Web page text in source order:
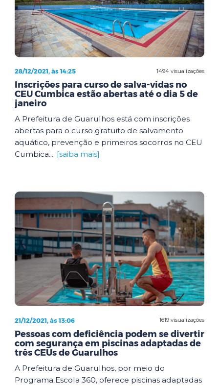
1494 visualizações
28/12/2021, às 14:25
Inscrições para curso de salva-vidas no
CEU Cumbica estão abertas até o dia 5 de
janeiro
A Prefeitura de Guarulhos está com inscrições
abertas para o curso gratuito de salvamento
aquático, prevenção e primeiros socorros no CEU
Cumbica.... [saiba mais]
1619 visualizações
21/12/2021, às 13:06
Pessoas com deficiência podem se divertir
com segurança em piscinas adaptadas de
três CEUs de Guarulhos
A Prefeitura de Guarulhos, por meio do
Programa Escola 360, oferece piscinas adaptadas